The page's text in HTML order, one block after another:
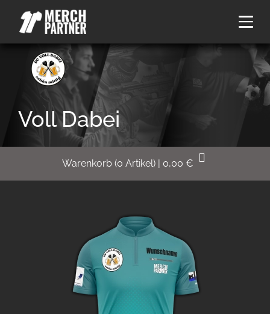
Voll Dabei
Warenkorb (0 Artikel) | 0,00 €